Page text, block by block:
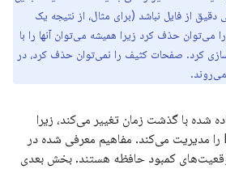
از فایل نباشد (برای مثال، از نتیجه یک
می‌توان حذف کرد زیرا همیشه می‌توان آنها را با
کرد. صفحات کثیف را نمی‌توان حذف کرد، در
شده با گذشت زمان تغییر می‌کند، زیرا
سیستم به طور فعال RAM را مدیریت می‌کند. مفاهیم معرفی شده در
کمبود حافظه هستند. بخش بعدی